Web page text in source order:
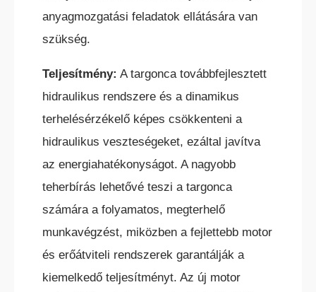
DÍZEL/GÁZÜZEMŰ HOMLOKVILLÁS
TARGONCA
TARGONCA
anyagmozgatási feladatok ellátására van
szükség.
Teljesítmény: A targonca továbbfejlesztett
hidraulikus rendszere és a dinamikus
terhelésérzékelő képes csökkenteni a
hidraulikus veszteségeket, ezáltal javítva
az energiahatékonyságot. A nagyobb
teherbírás lehetővé teszi a targonca
számára a folyamatos, megterhelő
munkavégzést, miközben a fejlettebb motor
és erőátviteli rendszerek garantálják a
kiemelkedő teljesítményt. Az új motor